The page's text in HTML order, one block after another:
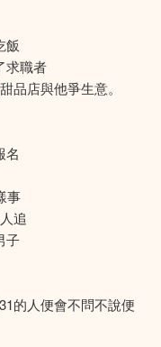
飯
求職者
品店與他爭生意。
名
事
追
子
的人便會不問不說便